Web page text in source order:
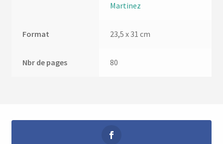
Martinez
Format 23,5 x 31 cm
Nbr de pages 80